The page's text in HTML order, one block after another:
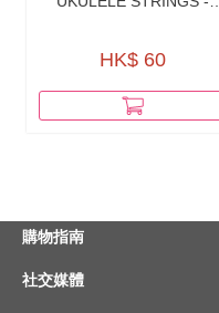
HK$ 60
購物指南
社交媒體